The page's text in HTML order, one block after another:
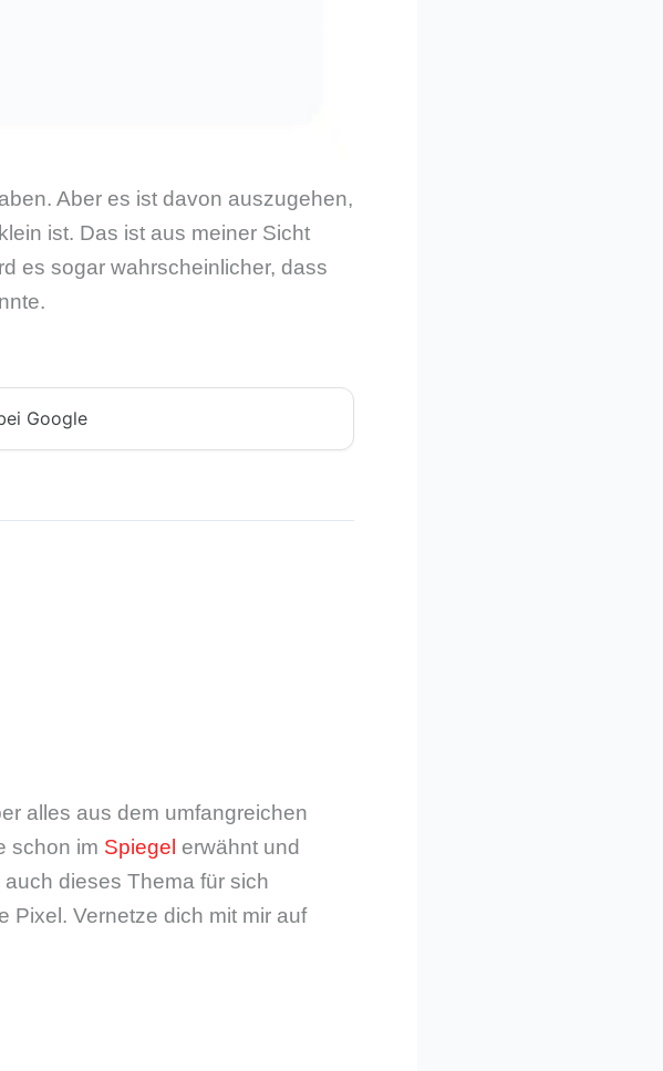
Aber es ist davon auszugehen,
ist. Das ist aus meiner Sicht
es sogar wahrscheinlicher, dass
Google
alles aus dem umfangreichen
schon im Spiegel erwähnt und
dieses Thema für sich
Pixel. Vernetze dich mit mir auf